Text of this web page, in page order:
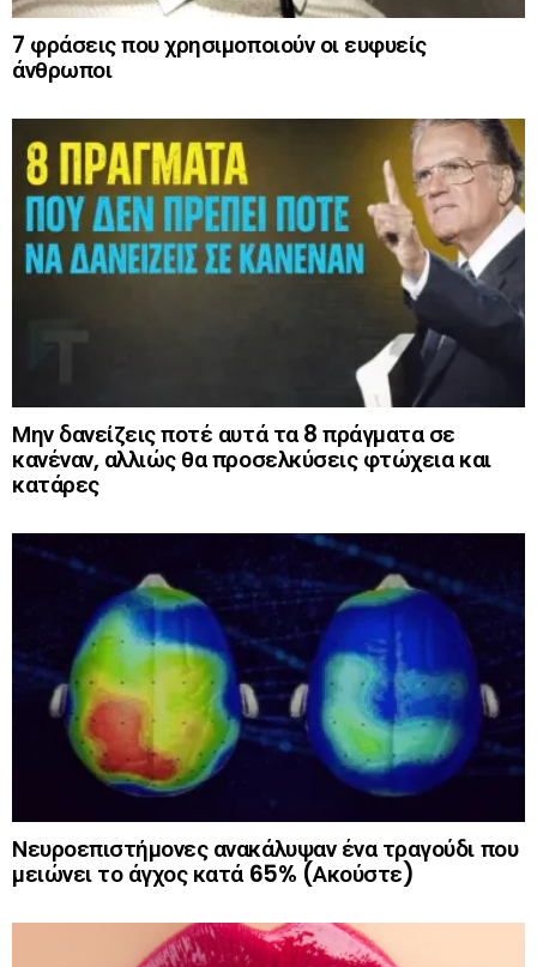
7 φράσεις που χρησιμοποιούν οι ευφυείς
άνθρωποι
Μην δανείζεις ποτέ αυτά τα 8 πράγματα σε
κανέναν, αλλιώς θα προσελκύσεις φτώχεια και
κατάρες
Νευροεπιστήμονες ανακάλυψαν ένα τραγούδι που
μειώνει το άγχος κατά 65% (Ακούστε)